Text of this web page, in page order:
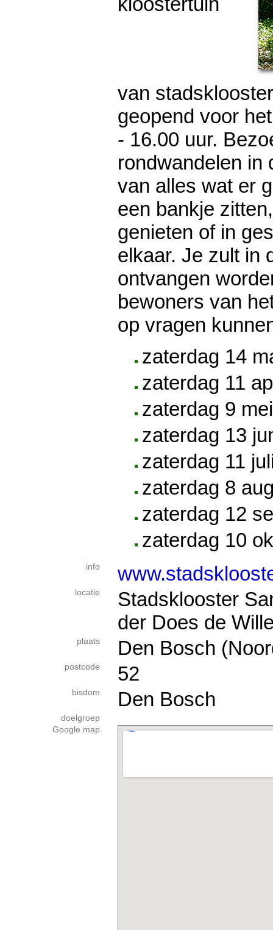
van
geopend voor
- 16.00 uur.
rondwandelen in
van alles wat er
een bankje
genieten of in
elkaar. Je zult in
ontvangen
bewoners van
op vragen
zaterdag 14
zaterdag 11
zaterdag 9
zaterdag 13
zaterdag 11
zaterdag 8
zaterdag 12
zaterdag 10
info
locatie
Stadsklooster
der Does de
plaats Den Bosch
postcode 52
bisdom Den Bosch
doelgroep
Google map